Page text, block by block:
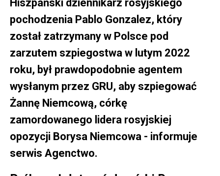
Hiszpański dziennikarz rosyjskiego
pochodzenia Pablo Gonzalez, który
został zatrzymany w Polsce pod
zarzutem szpiegostwa w lutym 2022
roku, był prawdopodobnie agentem
wysłanym przez GRU, aby szpiegować
Żannę Niemcową, córkę
zamordowanego lidera rosyjskiej
opozycji Borysa Niemcowa - informuje
serwis Agenctwo.